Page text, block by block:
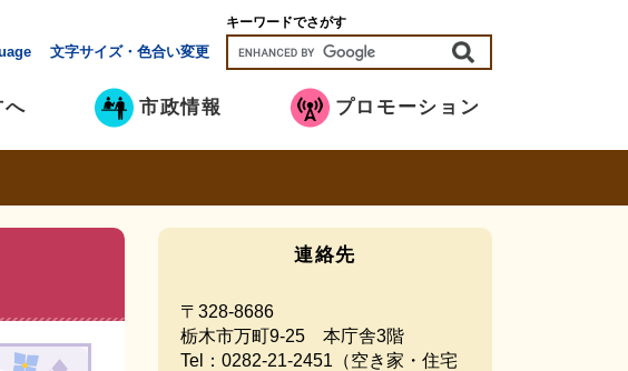
文字サイズ・色合い変更
キーワードでさがす
へ 市政情報 プロモーション
連絡先
〒328-8686
栃木市万町9-25 本庁舎3階
Tel：0282-21-2451 （空き家・住宅